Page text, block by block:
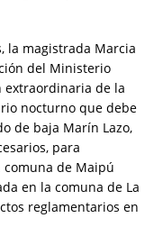
la magistrada Marcia
del Ministerio
extraordinaria de la
nocturno que debe
de baja Marín Lazo,
para
de Maipú
en la comuna de La
reglamentarios en